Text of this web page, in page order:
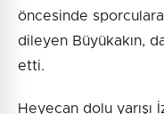
öncesinde sporculara
dileyen Büyükakın,
etti.
Heyecan dolu